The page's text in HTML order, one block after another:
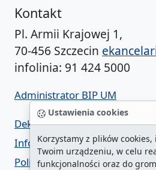
Ustawienia cookies
Korzystamy z plików
Twoim urządzeniu, w celu
funkcjonalności oraz do
Kontakt
Pl. Armii Krajowej 1,
70-456 Szczecin
infolinia: 91 424 5000
Administrator BIP UM
Deklaracja dostępności
Informacja o urzędzie w ETR
Polityka prywatności